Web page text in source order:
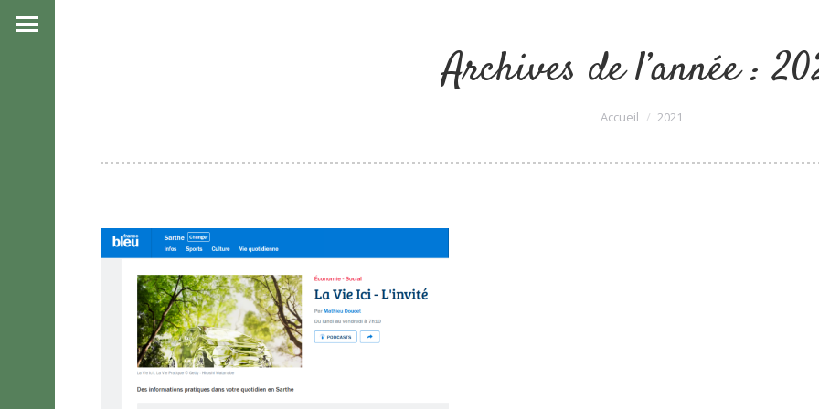
Archives de l’année :
Vous êtes ici :
Accueil 2021